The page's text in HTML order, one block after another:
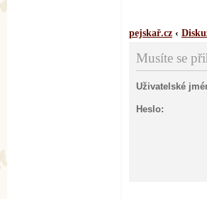
pejskař.cz ‹
Musíte se
Uživatelské
Heslo: